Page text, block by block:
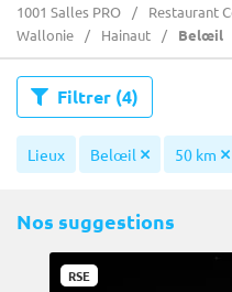
1001 Salles PRO Restaurant
Wallonie
Hainaut Belœil
Filtrer (4)
Lieux Belœil 50 km
Nos suggestions
RSE